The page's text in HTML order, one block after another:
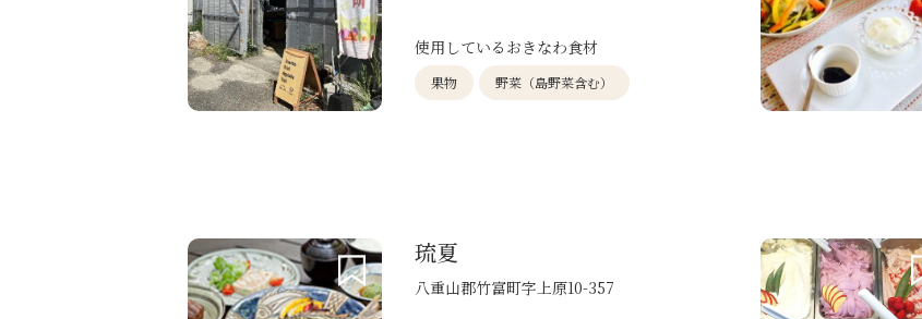
使用しているおきなわ食材
果物 野菜（島野菜含む）
琉夏
八重山郡竹富町字上原10-357